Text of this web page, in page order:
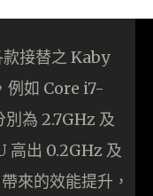
接替之 Kaby
例如 Core i7-
為 2.7GHz 及
高出 0.2GHz 及
來的效能提升，